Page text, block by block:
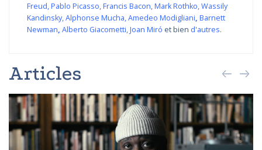
Freud,Pablo Picasso,Francis Bacon,Mark Rothko,Wassily
Kandinsky,Alphonse Mucha,Amedeo Modigliani, Barnett
Newman, Alberto Giacometti,Joan Miró et bien d'autres.
Articles